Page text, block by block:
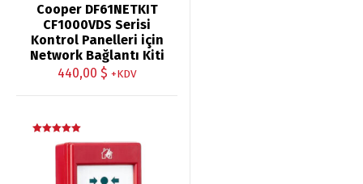
Cooper DF61NETKIT
CF1000VDS Serisi
Kontrol Panelleri için
Network Bağlantı Kiti
440,00 $ +KDV
5 üzerinden